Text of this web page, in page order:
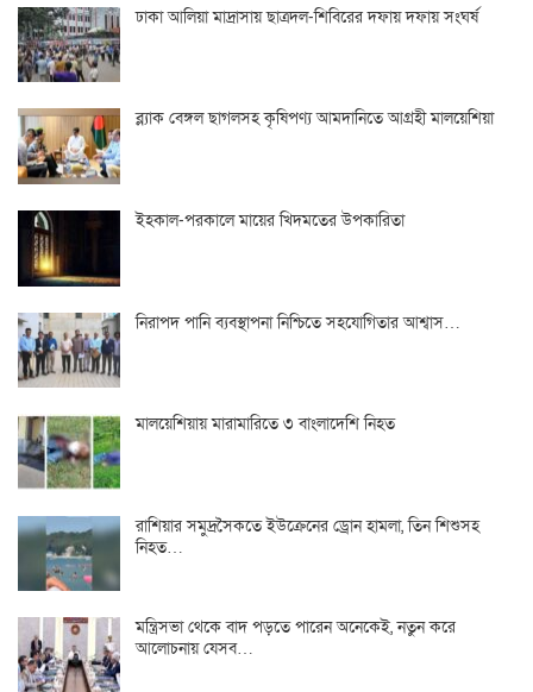
ঢাকা আলিয়া মাদ্রাসায় ছাত্রদল-শিবিরের দফায় দফায় সংঘর্ষ
ব্ল্যাক বেঙ্গল ছাগলসহ কৃষিপণ্য আমদানিতে আগ্রহী মালয়েশিয়া
ইহকাল-পরকালে মায়ের খিদমতের উপকারিতা
নিরাপদ পানি ব্যবস্থাপনা নিশ্চিতে সহযোগিতার আশ্বাস…
মালয়েশিয়ায় মারামারিতে ৩ বাংলাদেশি নিহত
রাশিয়ার সমুদ্রসৈকতে ইউক্রেনের ড্রোন হামলা, তিন শিশুসহ
নিহত…
মন্ত্রিসভা থেকে বাদ পড়তে পারেন অনেকেই, নতুন করে
আলোচনায় যেসব…